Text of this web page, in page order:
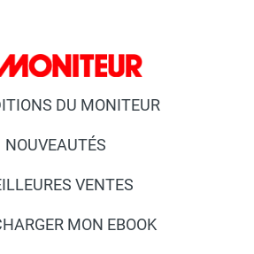
DU MONITEUR
NOUVEAUTÉS
VENTES
MON EBOOK